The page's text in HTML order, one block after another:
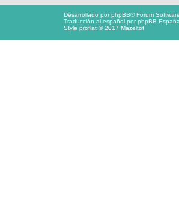
Desarrollado porphpBB® Forum
Traducción al español porphpBB España
Style proflat © 2017 Mazeltof